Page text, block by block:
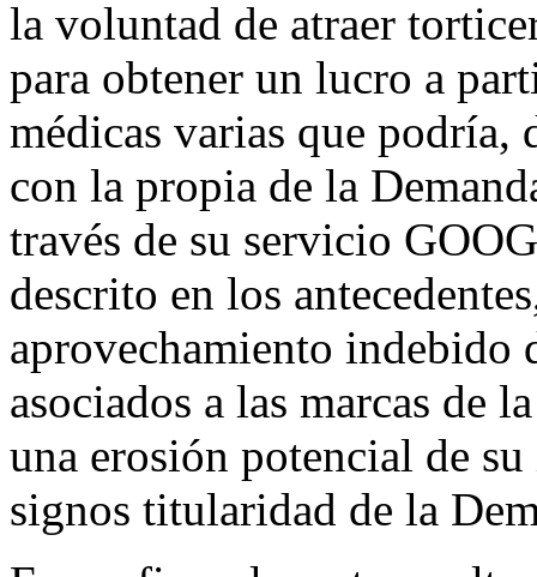
la voluntad de atraer
para obtener un lucro a
médicas varias que
con la propia de la
través de su servicio
descrito en los
aprovechamiento indebido
asociados a las marcas de
una erosión potencial de
signos titularidad de la